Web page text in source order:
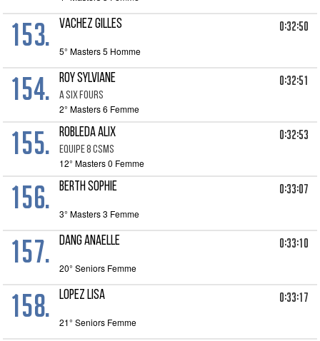
153. VACHEZ GILLES 0:32:50
5° Masters 5 Homme
154. ROY SYLVIANE
A SIX FOURS
0:32:51
2° Masters 6 Femme
155. ROBLEDA ALIX
EQUIPE 8 CSMS
0:32:53
12° Masters 0 Femme
156. BERTH SOPHIE 0:33:07
3° Masters 3 Femme
157. DANG ANAELLE 0:33:10
20° Seniors Femme
158. LOPEZ LISA 0:33:17
21° Seniors Femme